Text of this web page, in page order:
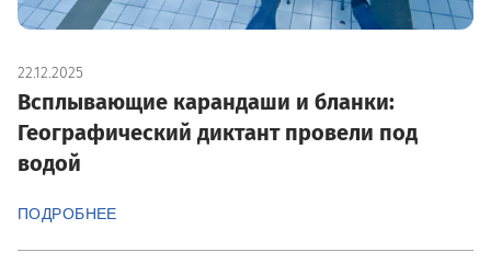
22.12.2025
Всплывающие карандаши и бланки:
Географический диктант провели под
водой
ПОДРОБНЕЕ